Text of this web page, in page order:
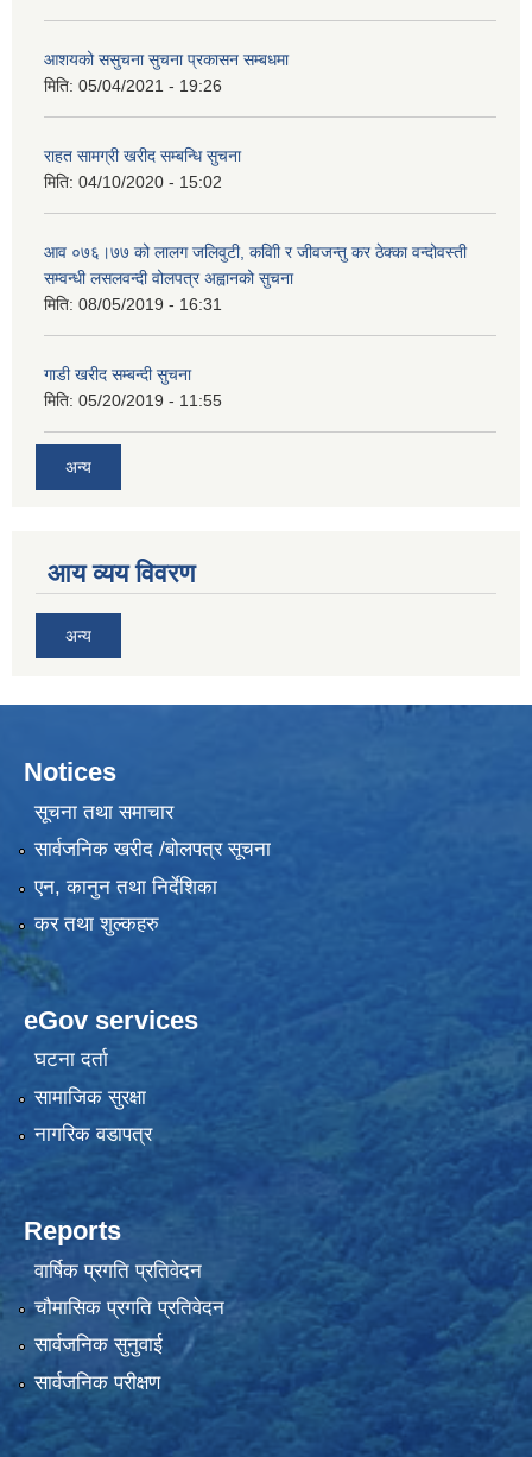
आशयको ससुचना सुचना प्रकासन सम्बधमा
मिति: 05/04/2021 - 19:26
राहत सामग्री खरीद सम्बन्धि सुचना
मिति: 04/10/2020 - 15:02
आव ०७६।७७ को लालग जलिवुटी, कवािी र जीवजन्तु कर ठेक्का वन्दोवस्ती
सम्वन्धी लसलवन्दी वोलपत्र अह्वानको सुचना
मिति: 08/05/2019 - 16:31
गाडी खरीद सम्बन्दी सुचना
मिति: 05/20/2019 - 11:55
अन्य
आय व्यय विवरण
अन्य
Notices
सूचना तथा समाचार
सार्वजनिक खरीद /बोलपत्र सूचना
एन, कानुन तथा निर्देशिका
कर तथा शुल्कहरु
eGov services
घटना दर्ता
सामाजिक सुरक्षा
नागरिक वडापत्र
Reports
वार्षिक प्रगति प्रतिवेदन
चौमासिक प्रगति प्रतिवेदन
सार्वजनिक सुनुवाई
सार्वजनिक परीक्षण